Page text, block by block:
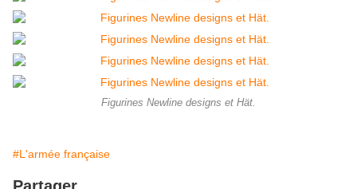
Figurines Newline designs et Hät.
#L'armée française